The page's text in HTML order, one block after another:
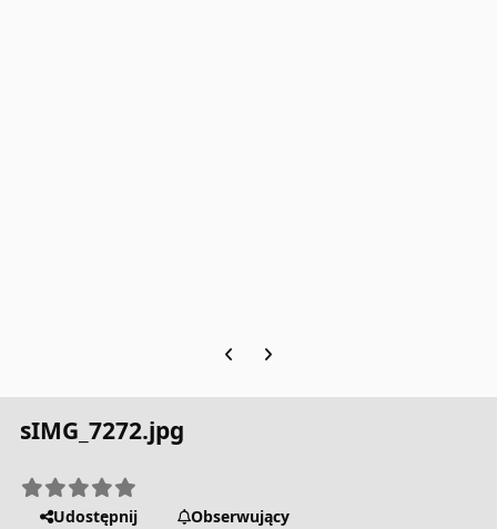
Previous carousel slide
Next carousel slide
sIMG_7272.jpg
Udostępnij
Obserwujący